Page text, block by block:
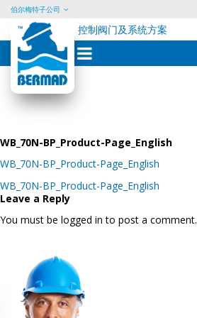
Skip
content
伯尔梅特子公司
控制阀门及系统方案
WB_70N-BP_Product-Page_English
WB_70N-BP_Product-Page_English
Post
navigation
WB_70N-BP_Product-Page_English
Leave a Reply
You must be logged in to post a comment.